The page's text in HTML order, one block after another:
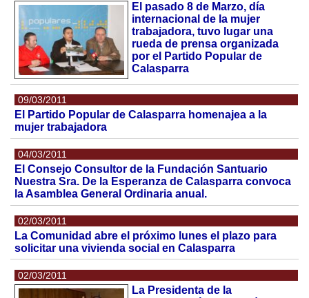
El pasado 8 de Marzo, día
internacional de la mujer
trabajadora, tuvo lugar una
rueda de prensa organizada
por el Partido Popular de
Calasparra
09/03/2011
El Partido Popular de Calasparra homenajea a la
mujer trabajadora
04/03/2011
El Consejo Consultor de la Fundación Santuario
Nuestra Sra. De la Esperanza de Calasparra convoca
la Asamblea General Ordinaria anual.
02/03/2011
La Comunidad abre el próximo lunes el plazo para
solicitar una vivienda social en Calasparra
02/03/2011
La Presidenta de la